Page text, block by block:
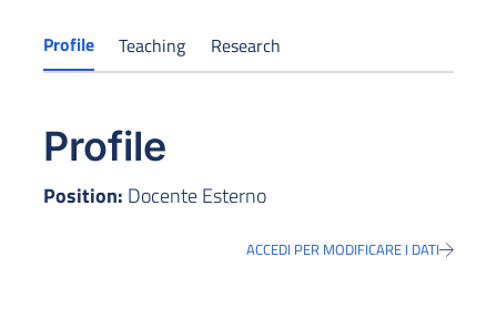
Profile Teaching Research
Profile
Position: Docente Esterno
ACCEDI PER MODIFICARE I DATI